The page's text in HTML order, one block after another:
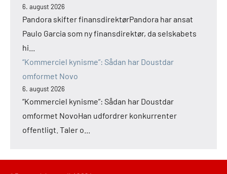
6. august 2026
Pandora skifter finansdirektørPandora har ansat
Paulo Garcia som ny finansdirektør, da selskabets
hi...
“Kommerciel kynisme”: Sådan har Doustdar
omformet Novo
6. august 2026
“Kommerciel kynisme”: Sådan har Doustdar
omformet NovoHan udfordrer konkurrenter
offentligt. Taler o...